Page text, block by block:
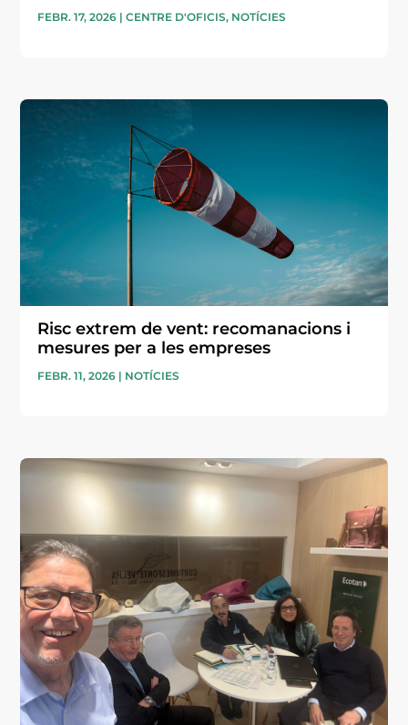
FEBR. 17, 2026 |CENTRE D'OFICIS, NOTÍCIES
Risc extrem de vent: recomanacions i
mesures per a les empreses
FEBR. 11, 2026 | NOTÍCIES